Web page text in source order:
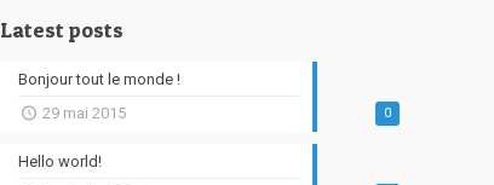
Latest posts
0
Bonjour tout le monde !
29 mai 2015
Hello world!